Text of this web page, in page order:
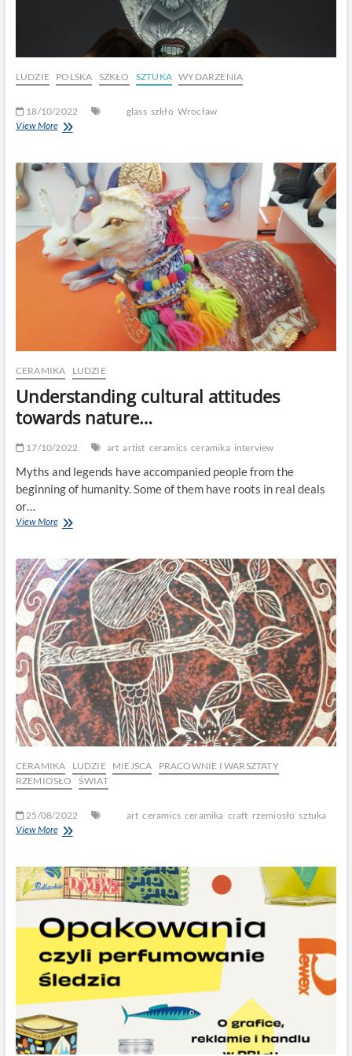
LUDZIE POLSKA SZKŁO SZTUKA WYDARZENIA
18/10/2022 glass szkło Wrocław
View More
CERAMIKA LUDZIE
Understanding cultural attitudes
towards nature…
17/10/2022 art artist ceramics ceramika interview
Myths and legends have accompanied people from the
beginning of humanity. Some of them have roots in real deals
or…
View MoreUnderstanding
towards
nature…
CERAMIKA LUDZIE MIEJSCA
PRACOWNIE I WARSZTATY
RZEMIOSŁO
ŚWIAT
25/08/2022 art ceramics ceramika craft rzemiosło sztuka
View More